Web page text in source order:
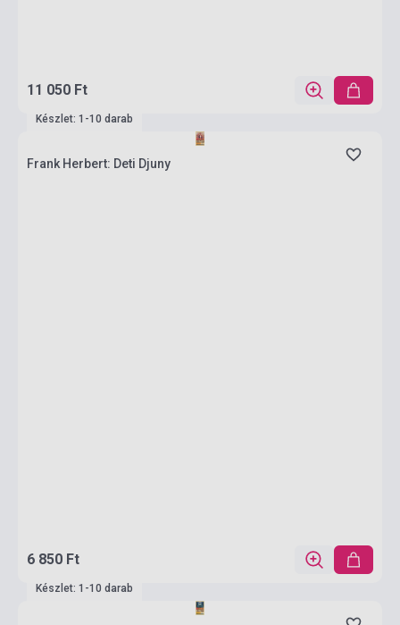
11 050 Ft
Készlet: 1-10 darab
Frank Herbert: Deti Djuny
6 850 Ft
Készlet: 1-10 darab